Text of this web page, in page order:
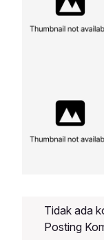
Tidak ada
Posting